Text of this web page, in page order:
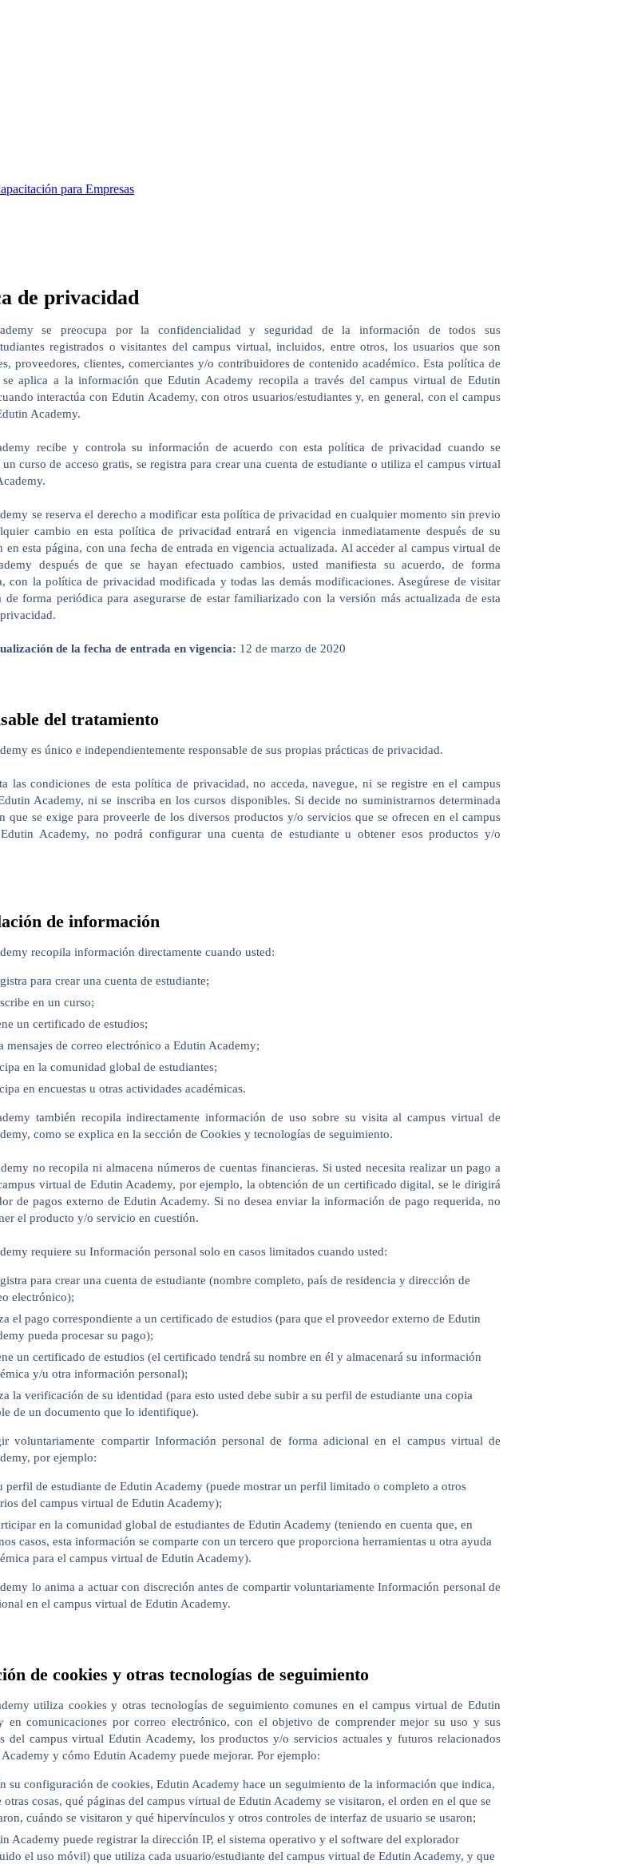
para Empresas
de privacidad
se preocupa por la confidencialidad y seguridad de la información de todos sus
registrados o visitantes del campus virtual, incluidos, entre otros, los usuarios que son
proveedores, clientes, comerciantes y/o contribuidores de contenido académico. Esta política de
aplica a la información que Edutin Academy recopila a través del campus virtual de Edutin
interactúa con Edutin Academy, con otros usuarios/estudiantes y, en general, con el campus
Academy.
recibe y controla su información de acuerdo con esta política de privacidad cuando se
curso de acceso gratis, se registra para crear una cuenta de estudiante o utiliza el campus virtual
se reserva el derecho a modificar esta política de privacidad en cualquier momento sin previo
cambio en esta política de privacidad entrará en vigencia inmediatamente después de su
en esta página, con una fecha de entrada en vigencia actualizada. Al acceder al campus virtual de
después de que se hayan efectuado cambios, usted manifiesta su acuerdo, de forma
con la política de privacidad modificada y todas las demás modificaciones. Asegúrese de visitar
de forma periódica para asegurarse de estar familiarizado con la versión más actualizada de esta
de la fecha de entrada en vigencia: 12 de marzo de 2020
del tratamiento
es único e independientemente responsable de sus propias prácticas de privacidad.
las condiciones de esta política de privacidad, no acceda, navegue, ni se registre en el campus
Academy, ni se inscriba en los cursos disponibles. Si decide no suministrarnos determinada
que se exige para proveerle de los diversos productos y/o servicios que se ofrecen en el campus
Academy, no podrá configurar una cuenta de estudiante u obtener esos productos y/o
de información
recopila información directamente cuando usted:
para crear una cuenta de estudiante;
en un curso;
un certificado de estudios;
mensajes de correo electrónico a Edutin Academy;
en la comunidad global de estudiantes;
en encuestas u otras actividades académicas.
también recopila indirectamente información de uso sobre su visita al campus virtual de
como se explica en la sección de Cookies y tecnologías de seguimiento.
no recopila ni almacena números de cuentas financieras. Si usted necesita realizar un pago a
virtual de Edutin Academy, por ejemplo, la obtención de un certificado digital, se le dirigirá
de pagos externo de Edutin Academy. Si no desea enviar la información de pago requerida, no
el producto y/o servicio en cuestión.
requiere su Información personal solo en casos limitados cuando usted:
para crear una cuenta de estudiante (nombre completo, país de residencia y dirección de
electrónico);
el pago correspondiente a un certificado de estudios (para que el proveedor externo de Edutin
pueda procesar su pago);
un certificado de estudios (el certificado tendrá su nombre en él y almacenará su información
y/u otra información personal);
la verificación de su identidad (para esto usted debe subir a su perfil de estudiante una copia
de un documento que lo identifique).
voluntariamente compartir Información personal de forma adicional en el campus virtual de
por ejemplo:
perfil de estudiante de Edutin Academy (puede mostrar un perfil limitado o completo a otros
del campus virtual de Edutin Academy);
en la comunidad global de estudiantes de Edutin Academy (teniendo en cuenta que, en
casos, esta información se comparte con un tercero que proporciona herramientas u otra ayuda
para el campus virtual de Edutin Academy).
lo anima a actuar con discreción antes de compartir voluntariamente Información personal de
en el campus virtual de Edutin Academy.
de cookies y otras tecnologías de seguimiento
utiliza cookies y otras tecnologías de seguimiento comunes en el campus virtual de Edutin
en comunicaciones por correo electrónico, con el objetivo de comprender mejor su uso y sus
del campus virtual Edutin Academy, los productos y/o servicios actuales y futuros relacionados
y cómo Edutin Academy puede mejorar. Por ejemplo:
su configuración de cookies, Edutin Academy hace un seguimiento de la información que indica,
otras cosas, qué páginas del campus virtual de Edutin Academy se visitaron, el orden en el que se
cuándo se visitaron y qué hipervínculos y otros controles de interfaz de usuario se usaron;
Academy puede registrar la dirección IP, el sistema operativo y el software del explorador
el uso móvil) que utiliza cada usuario/estudiante del campus virtual de Edutin Academy, y que